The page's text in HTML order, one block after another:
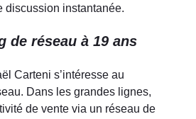
discussion instantanée.
de réseau à 19 ans
Carteni s’intéresse au
Dans les grandes lignes,
de vente via un réseau de